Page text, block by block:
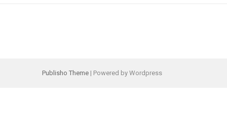
Publisho Theme | Powered by Wordpress